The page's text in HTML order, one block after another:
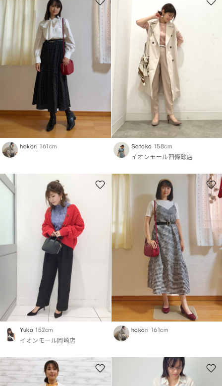
hokori 161cm Satoko 158cm
イオンモール四條畷店
Yuko 152cm
イオンモール岡崎店
hokori 161cm